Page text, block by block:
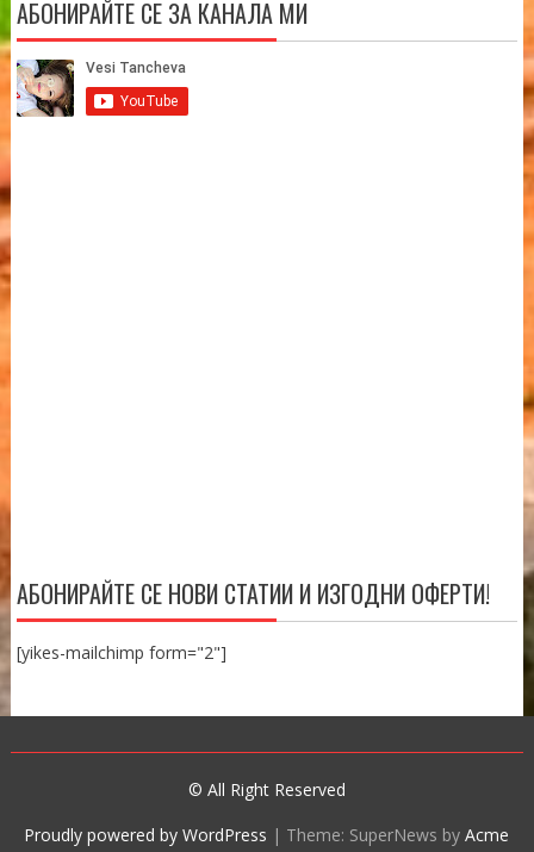
АБОНИРАЙТЕ СЕ ЗА КАНАЛА МИ
АБОНИРАЙТЕ СЕ НОВИ СТАТИИ И ИЗГОДНИ ОФЕРТИ!
[yikes-mailchimp form="2"]
© All Right Reserved
Proudly powered by WordPress | Theme: SuperNews byAcme